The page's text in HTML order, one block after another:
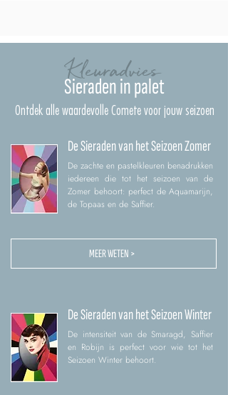
Kleuradvies
Sieraden in palet
Ontdek alle waardevolle Comete voor jouw seizoen
De Sieraden van het Seizoen Zomer
De zachte en pastelkleuren benadrukken
iedereen die tot het seizoen van de
Zomer behoort: perfect de Aquamarijn,
de Topaas en de Saffier.
MEER WETEN >
De Sieraden van het Seizoen Winter
De intensiteit van de Smaragd, Saffier
en Robijn is perfect voor wie tot het
Seizoen Winter behoort.